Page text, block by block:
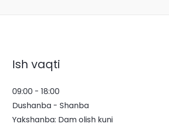
Ish vaqti
09:00 - 18:00
Dushanba - Shanba
Yakshanba: Dam olish kuni